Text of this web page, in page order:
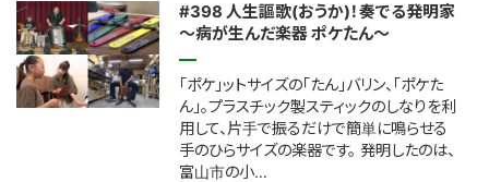
#398 人生謳歌(おうか)！奏でる発明家
～病が生んだ楽器 ポケたん～
「ポケ」ットサイズの「たん」バリン、「ポケた
ん」。プラスチック製スティックのしなりを利
用して、片手で振るだけで簡単に鳴らせる
手のひらサイズの楽器です。 発明したのは、
富山市の小…